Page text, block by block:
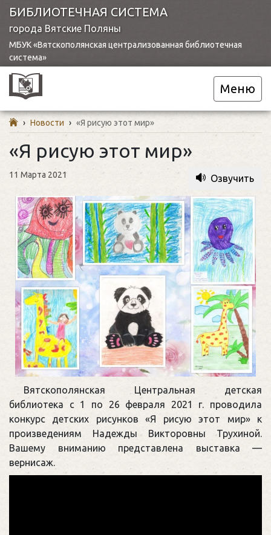
БИБЛИОТЕЧНАЯ СИСТЕМА
города Вятские Поляны
МБУК «Вятскополянская централизованная библиотечная
система»
Меню
› Новости › «Я рисую этот мир»
«Я рисую этот мир»
11 Марта 2021 Озвучить
Вятскополянская Центральная детская
библиотека с 1 по 26 февраля 2021 г. проводила
конкурс детских рисунков «Я рисую этот мир» к
произведениям Надежды Викторовны Трухиной.
Вашему вниманию представлена выставка —
вернисаж.